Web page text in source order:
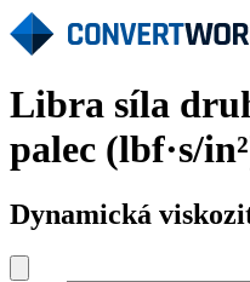
Libra síla
palec (lbf·s/
Dynamická